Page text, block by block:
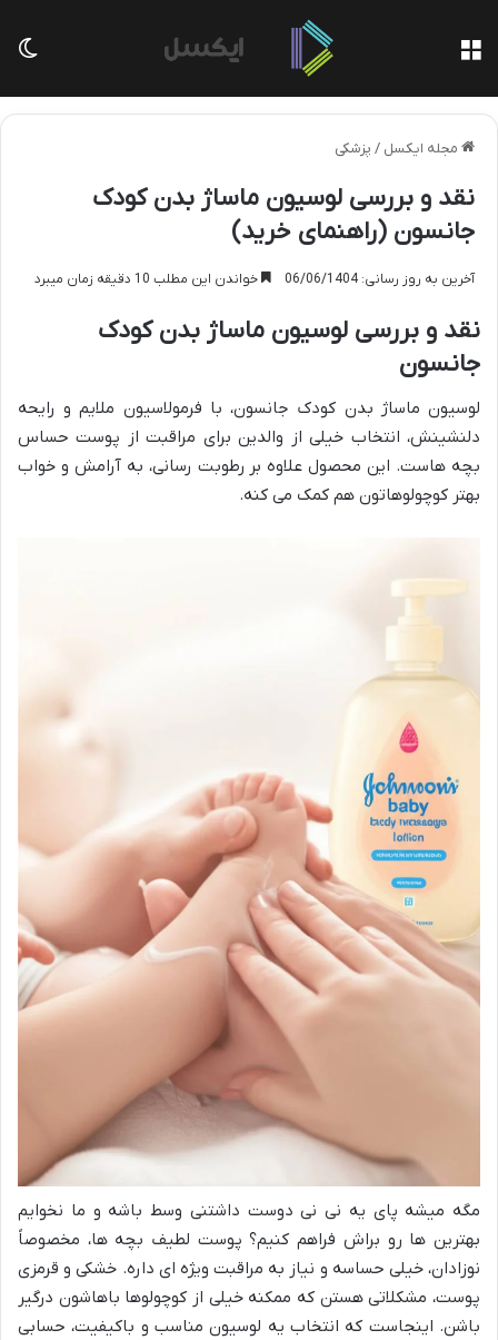
مجله ایکسل / پزشکی
نقد و بررسی لوسیون ماساژ بدن کودک
جانسون (راهنمای خرید)
آخرین به روز رسانی: 06/06/1404 خواندن این مطلب 10 دقیقه زمان میبرد
نقد و بررسی لوسیون ماساژ بدن کودک
جانسون
لوسیون ماساژ بدن کودک جانسون، با فرمولاسیون ملایم و رایحه
دلنشینش، انتخاب خیلی از والدین برای مراقبت از پوست حساس
بچه هاست. این محصول علاوه بر رطوبت رسانی، به آرامش و خواب
بهتر کوچولوهاتون هم کمک می کنه.
مگه میشه پای یه نی نی دوست داشتنی وسط باشه و ما نخوایم
بهترین ها رو براش فراهم کنیم؟ پوست لطیف بچه ها، مخصوصاً
نوزادان، خیلی حساسه و نیاز به مراقبت ویژه ای داره. خشکی و قرمزی
پوست، مشکلاتی هستن که ممکنه خیلی از کوچولوها باهاشون درگیر
باشن. اینجاست که انتخاب یه لوسیون مناسب و باکیفیت، حسابی